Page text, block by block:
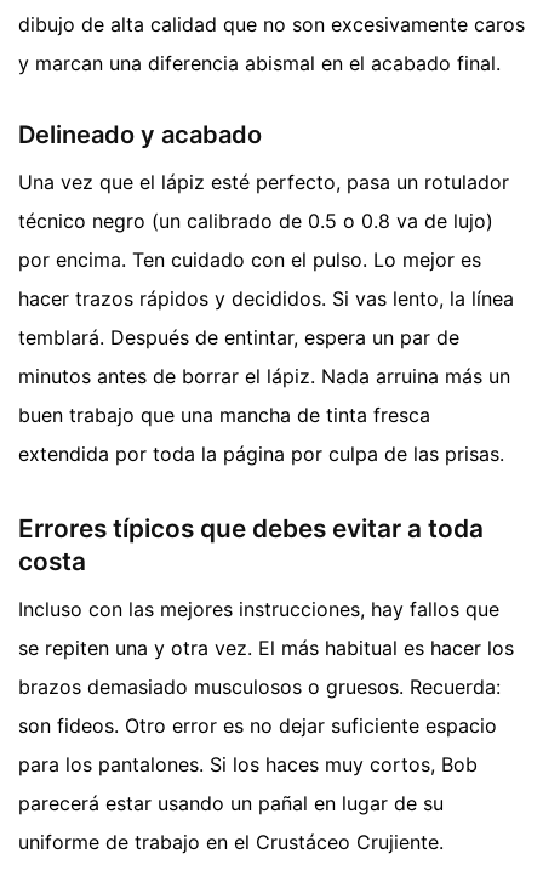
dibujo de alta calidad que no son excesivamente caros
y marcan una diferencia abismal en el acabado final.
Delineado y acabado
Una vez que el lápiz esté perfecto, pasa un rotulador
técnico negro (un calibrado de 0.5 o 0.8 va de lujo)
por encima. Ten cuidado con el pulso. Lo mejor es
hacer trazos rápidos y decididos. Si vas lento, la línea
temblará. Después de entintar, espera un par de
minutos antes de borrar el lápiz. Nada arruina más un
buen trabajo que una mancha de tinta fresca
extendida por toda la página por culpa de las prisas.
Errores típicos que debes evitar a toda
costa
Incluso con las mejores instrucciones, hay fallos que
se repiten una y otra vez. El más habitual es hacer los
brazos demasiado musculosos o gruesos. Recuerda:
son fideos. Otro error es no dejar suficiente espacio
para los pantalones. Si los haces muy cortos, Bob
parecerá estar usando un pañal en lugar de su
uniforme de trabajo en el Crustáceo Crujiente.